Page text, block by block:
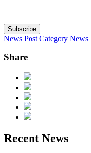
Subscribe
News Post Category News
Share
Recent News